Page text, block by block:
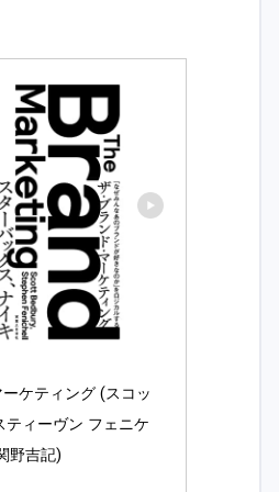
ケティング (スコッ
ティーヴン フェニケ
野吉記)